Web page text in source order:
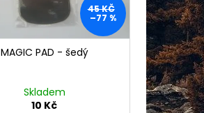
45 KČ
–77 %
MAGIC PAD - šedý
Skladem
10 Kč